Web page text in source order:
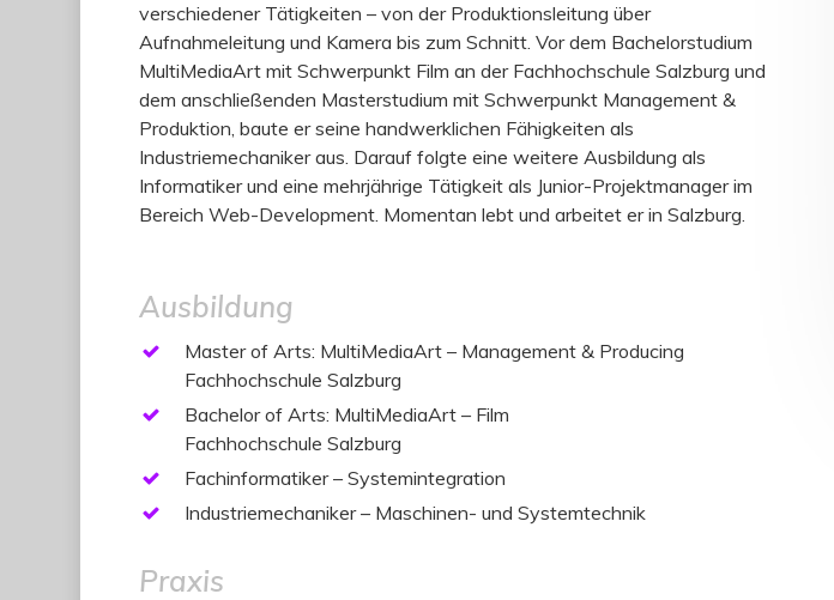
verschiedener Tätigkeiten – von der Produktionsleitung über
Aufnahmeleitung und Kamera bis zum Schnitt. Vor dem Bachelorstudium
MultiMediaArt mit Schwerpunkt Film an der Fachhochschule Salzburg und
dem anschließenden Masterstudium mit Schwerpunkt Management &
Produktion, baute er seine handwerklichen Fähigkeiten als
Industriemechaniker aus. Darauf folgte eine weitere Ausbildung als
Informatiker und eine mehrjährige Tätigkeit als Junior-Projektmanager im
Bereich Web-Development. Momentan lebt und arbeitet er in Salzburg.
Ausbildung
Master of Arts: MultiMediaArt – Management & Producing
Fachhochschule Salzburg
Bachelor of Arts: MultiMediaArt – Film
Fachhochschule Salzburg
Fachinformatiker – Systemintegration
Industriemechaniker – Maschinen- und Systemtechnik
Praxis